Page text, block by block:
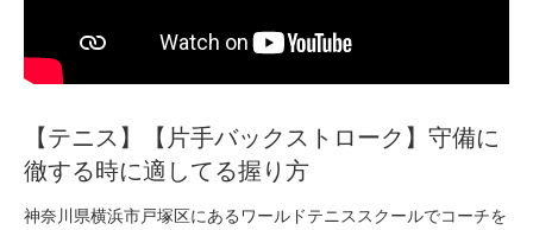
【テニス】【片手バックストローク】守備に
徹する時に適してる握り方
神奈川県横浜市戸塚区にあるワールドテニススクールでコーチを